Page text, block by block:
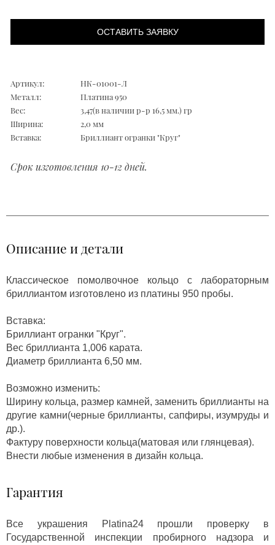
ОСТАВИТЬ ЗАЯВКУ
Артикул:
НК-01001-Л
Металл:
Платина 950
Вес:
3,47(в наличии р-р 16,5 мм.) гр
Ширина:
2,0 мм
Вставка:
Бриллиант огранки "Круг"
Срок изготовления 10-12 дней.
Описание и детали
Классическое помолвочное кольцо с лабораторным
бриллиантом изготовлено из платины 950 пробы.
Вставка:
Бриллиант огранки "Круг".
Вес бриллианта 1,006 карата.
Диаметр бриллианта 6,50 мм.
Возможно изменить:
Ширину кольца, размер камней, заменить бриллианты на
другие камни(черные бриллианты, сапфиры, изумруды и
др.).
Фактуру поверхности кольца(матовая или глянцевая).
Внести любые изменения в дизайн кольца.
Гарантия
Все украшения Platina24 прошли проверку в
Государственной инспекции пробирного надзора и